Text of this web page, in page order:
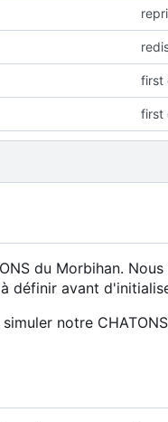
first
first
du Morbihan.
définir avant
notre